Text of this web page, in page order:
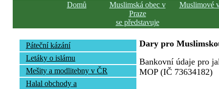
Domů
Muslimská obec v
Praze
se představuje
Muslimové
Páteční kázání
Letáky o islámu
Mešity a modlitebny v ČR
Halal obchody a
Dary pro
Bankovní údaje pro
MOP (IČ 73634182)